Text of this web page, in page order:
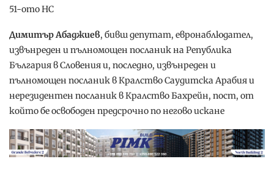
51-ото НС
Димитър Абаджиев, бивш депутат, евронаблюдател,
извънреден и пълномощен посланик на Република
България в Словения и, последно, извънреден и
пълномощен посланик в Кралство Саудитска Арабия и
нерезидентен посланик в Кралство Бахрейн, пост, от
който бе освободен предсрочно по негово искане